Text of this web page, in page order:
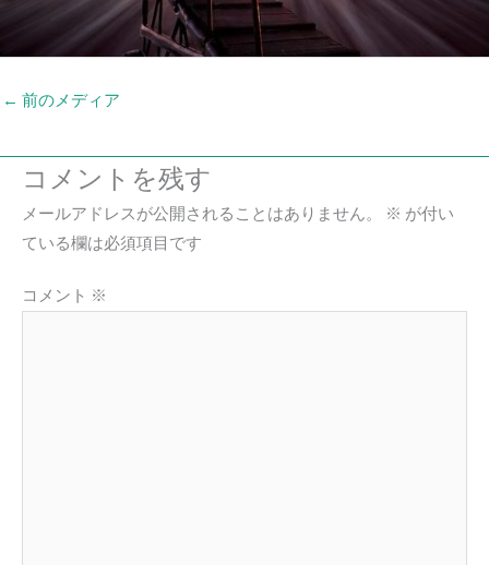
← 前のメディア
コメントを残す
メールアドレスが公開されることはありません。 ※ が付い
ている欄は必須項目です
コメント ※